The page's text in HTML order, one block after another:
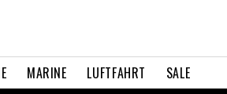
MARINE LUFTFAHRT SALE